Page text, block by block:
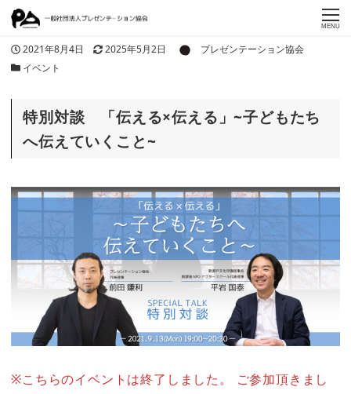
MENU
投稿日
2021年8月4日 更新日
2025年5月2日 著者
プレゼンテーション協会
カテゴリー
イベント
特別対談 「伝える×伝える」~子どもたち
へ伝えていくこと~
※こちらのイベントは終了しました。 ご参加頂きまし